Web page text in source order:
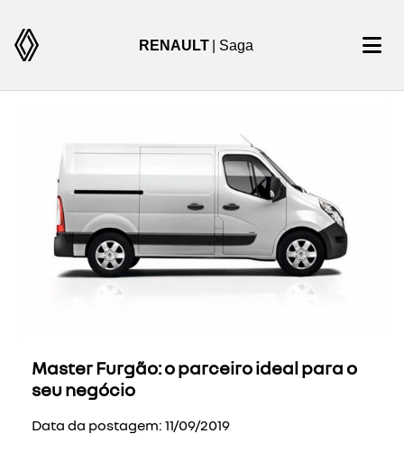
RENAULT | Saga
Master Furgão: o parceiro ideal para o
seu negócio
Data da postagem: 11/09/2019